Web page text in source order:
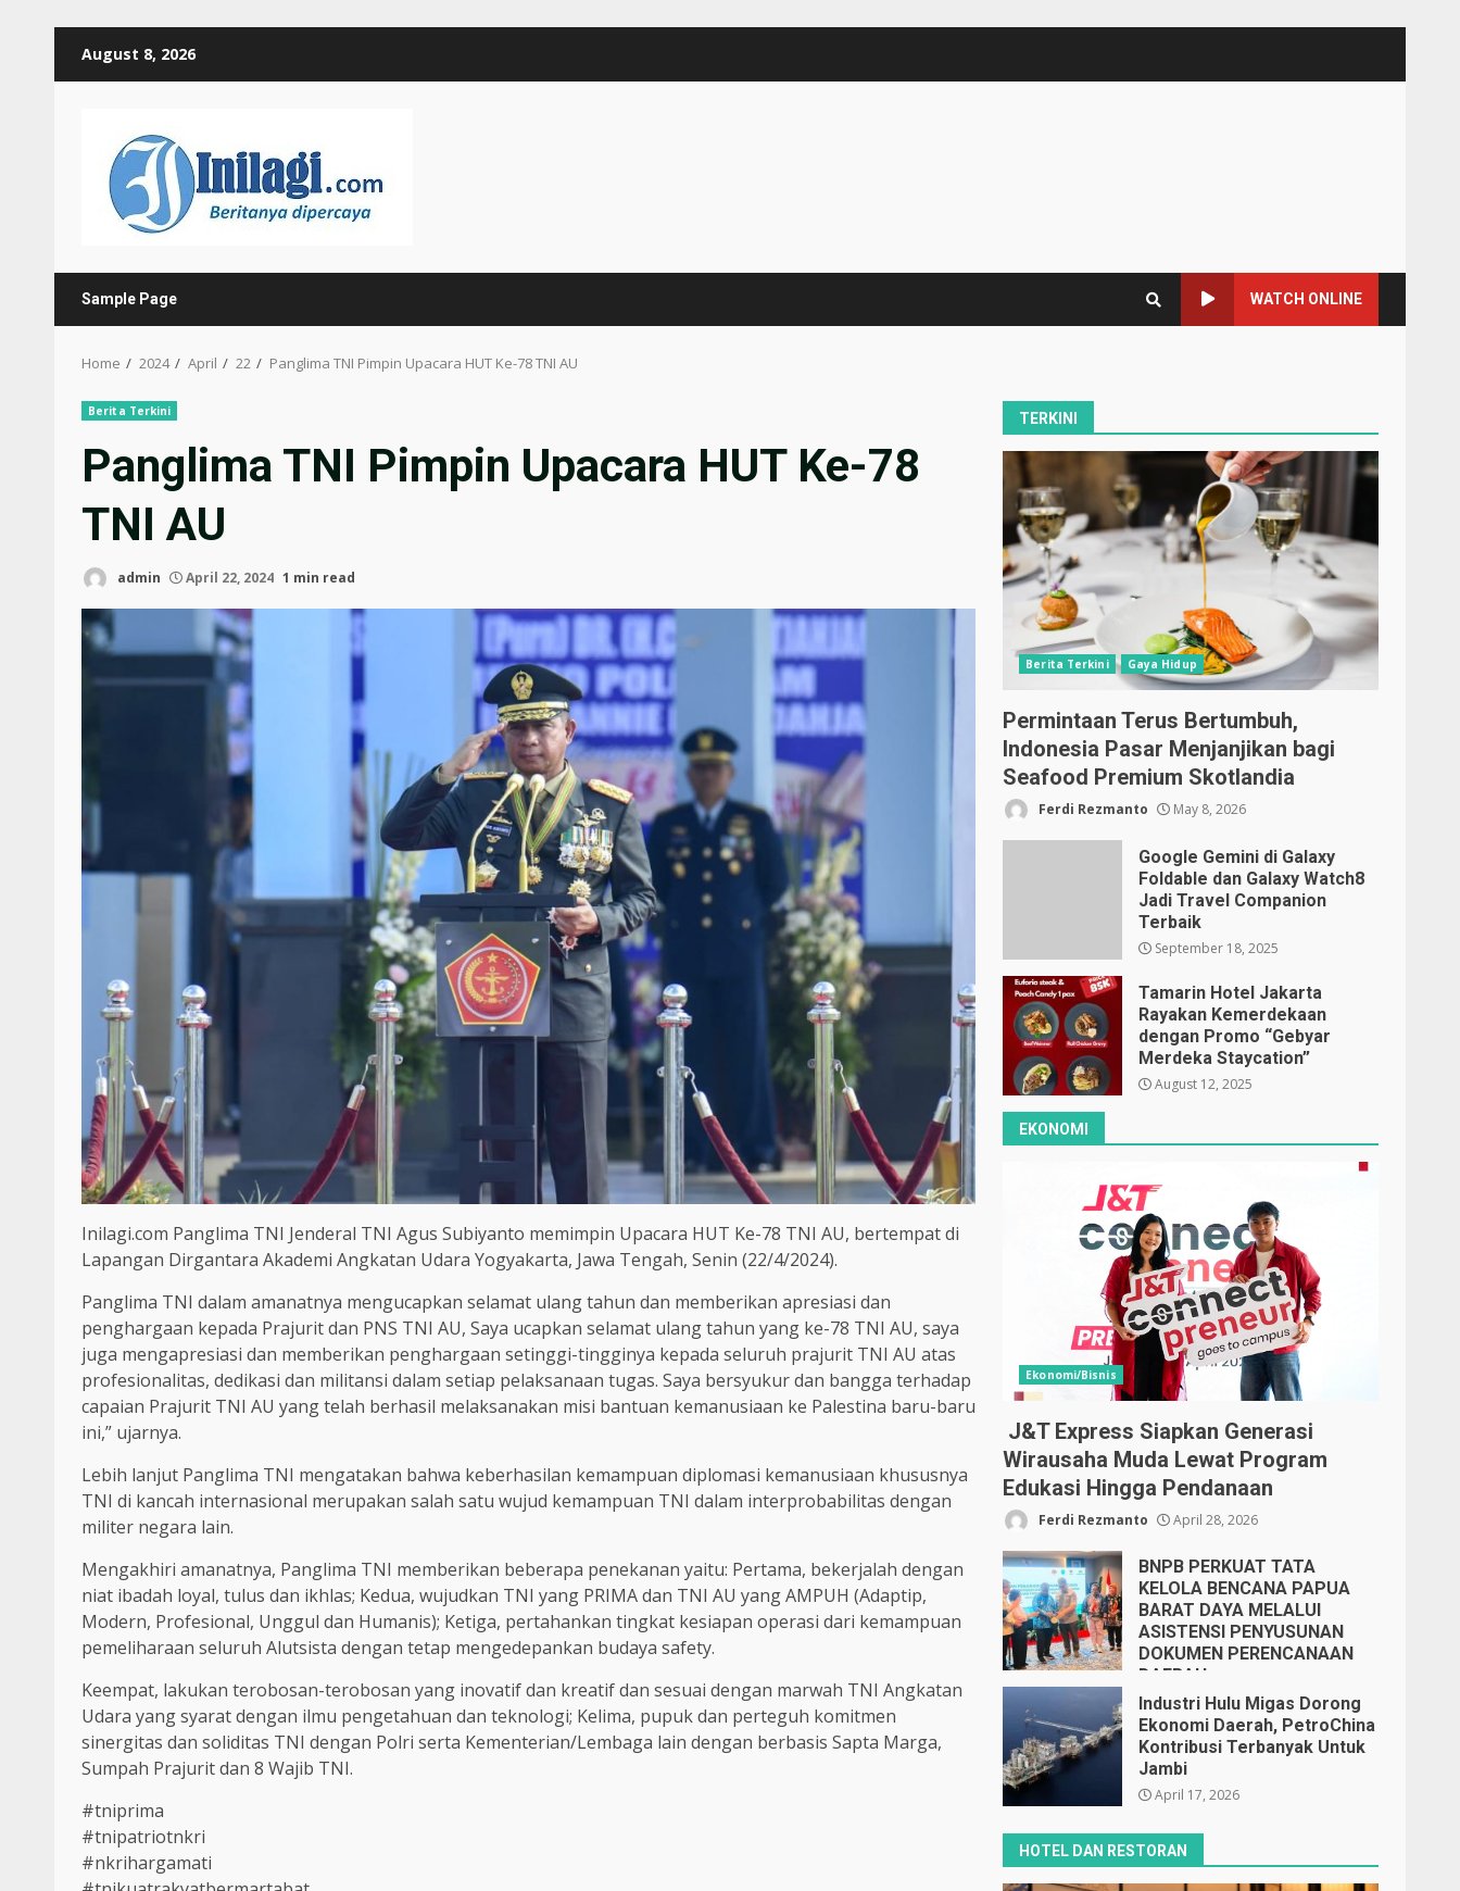
August 8, 2026
Sample Page WATCH ONLINE
Home 2024 April 22 Panglima TNI Pimpin Upacara HUT Ke-78 TNI AU
Berita Terkini
Panglima TNI Pimpin Upacara HUT Ke-78
TNI AU
admin April 22, 2024 1 min read
Inilagi.com Panglima TNI Jenderal TNI Agus Subiyanto memimpin Upacara HUT Ke-78 TNI AU, bertempat di
Lapangan Dirgantara Akademi Angkatan Udara Yogyakarta, Jawa Tengah, Senin (22/4/2024).
Panglima TNI dalam amanatnya mengucapkan selamat ulang tahun dan memberikan apresiasi dan
penghargaan kepada Prajurit dan PNS TNI AU, Saya ucapkan selamat ulang tahun yang ke-78 TNI AU, saya
juga mengapresiasi dan memberikan penghargaan setinggi-tingginya kepada seluruh prajurit TNI AU atas
profesionalitas, dedikasi dan militansi dalam setiap pelaksanaan tugas. Saya bersyukur dan bangga terhadap
capaian Prajurit TNI AU yang telah berhasil melaksanakan misi bantuan kemanusiaan ke Palestina baru-baru
ini,” ujarnya.
Lebih lanjut Panglima TNI mengatakan bahwa keberhasilan kemampuan diplomasi kemanusiaan khususnya
TNI di kancah internasional merupakan salah satu wujud kemampuan TNI dalam interprobabilitas dengan
militer negara lain.
Mengakhiri amanatnya, Panglima TNI memberikan beberapa penekanan yaitu: Pertama, bekerjalah dengan
niat ibadah loyal, tulus dan ikhlas; Kedua, wujudkan TNI yang PRIMA dan TNI AU yang AMPUH (Adaptip,
Modern, Profesional, Unggul dan Humanis); Ketiga, pertahankan tingkat kesiapan operasi dari kemampuan
pemeliharaan seluruh Alutsista dengan tetap mengedepankan budaya safety.
Keempat, lakukan terobosan-terobosan yang inovatif dan kreatif dan sesuai dengan marwah TNI Angkatan
Udara yang syarat dengan ilmu pengetahuan dan teknologi; Kelima, pupuk dan perteguh komitmen
sinergitas dan soliditas TNI dengan Polri serta Kementerian/Lembaga lain dengan berbasis Sapta Marga,
Sumpah Prajurit dan 8 Wajib TNI.
#tniprima
#tnipatriotnkri
#nkrihargamati
TERKINI
Berita Terkini Gaya Hidup
Permintaan Terus Bertumbuh,
Indonesia Pasar Menjanjikan bagi
Seafood Premium Skotlandia
Ferdi Rezmanto May 8, 2026
Google Gemini di Galaxy
Foldable dan Galaxy Watch8
Jadi Travel Companion
Terbaik
September 18, 2025
Tamarin Hotel Jakarta
Rayakan Kemerdekaan
dengan Promo “Gebyar
Merdeka Staycation”
August 12, 2025
EKONOMI
Ekonomi/Bisnis
J&T Express Siapkan Generasi
Wirausaha Muda Lewat Program
Edukasi Hingga Pendanaan
Ferdi Rezmanto April 28, 2026
BNPB PERKUAT TATA
KELOLA BENCANA PAPUA
BARAT DAYA MELALUI
ASISTENSI PENYUSUNAN
DOKUMEN PERENCANAAN
DAERAH
April 17, 2026
Industri Hulu Migas Dorong
Ekonomi Daerah, PetroChina
Kontribusi Terbanyak Untuk
Jambi
April 17, 2026
HOTEL DAN RESTORAN